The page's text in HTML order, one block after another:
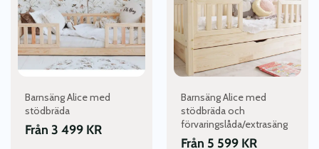
Barnsäng Alice med
stödbräda
Från 3 499 KR
varianter.
De
olika
alternativen
kan
produktsidan
Barnsäng Alice med
stödbräda och
förvaringslåda/extrasäng
Från 5 599 KR
varianter.
De
olika
alternativen
kan
produktsidan